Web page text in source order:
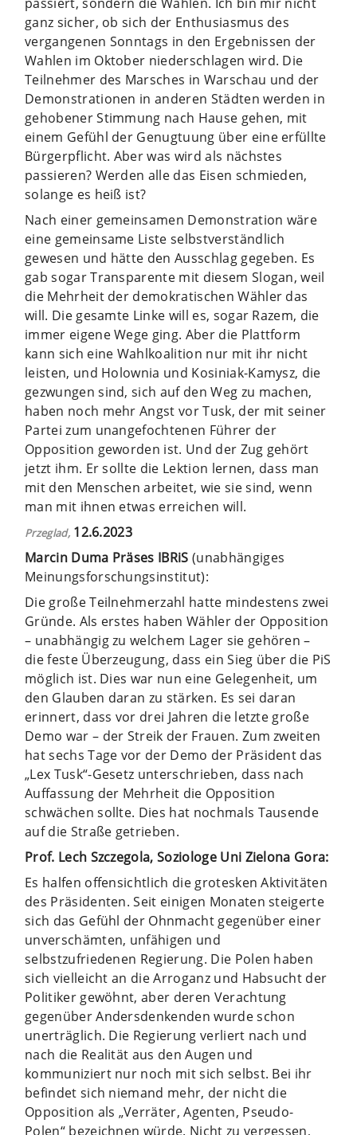
ganz sicher, ob sich der Enthusiasmus des
vergangenen Sonntags in den Ergebnissen der
Wahlen im Oktober niederschlagen wird. Die
Teilnehmer des Marsches in Warschau und der
Demonstrationen in anderen Städten werden in
gehobener Stimmung nach Hause gehen, mit
einem Gefühl der Genugtuung über eine erfüllte
Bürgerpflicht. Aber was wird als nächstes
passieren? Werden alle das Eisen schmieden,
solange es heiß ist?
Nach einer gemeinsamen Demonstration wäre
eine gemeinsame Liste selbstverständlich
gewesen und hätte den Ausschlag gegeben. Es
gab sogar Transparente mit diesem Slogan, weil
die Mehrheit der demokratischen Wähler das
will. Die gesamte Linke will es, sogar Razem, die
immer eigene Wege ging. Aber die Plattform
kann sich eine Wahlkoalition nur mit ihr nicht
leisten, und Holownia und Kosiniak-Kamysz, die
gezwungen sind, sich auf den Weg zu machen,
haben noch mehr Angst vor Tusk, der mit seiner
Partei zum unangefochtenen Führer der
Opposition geworden ist. Und der Zug gehört
jetzt ihm. Er sollte die Lektion lernen, dass man
mit den Menschen arbeitet, wie sie sind, wenn
man mit ihnen etwas erreichen will.
Przeglad,12.6.2023
Marcin Duma Präses IBRiS (unabhängiges
Meinungsforschungsinstitut):
Die große Teilnehmerzahl hatte mindestens zwei
Gründe. Als erstes haben Wähler der Opposition
– unabhängig zu welchem Lager sie gehören –
die feste Überzeugung, dass ein Sieg über die PiS
möglich ist. Dies war nun eine Gelegenheit, um
den Glauben daran zu stärken. Es sei daran
erinnert, dass vor drei Jahren die letzte große
Demo war – der Streik der Frauen. Zum zweiten
hat sechs Tage vor der Demo der Präsident das
„Lex Tusk“-Gesetz unterschrieben, dass nach
Auffassung der Mehrheit die Opposition
schwächen sollte. Dies hat nochmals Tausende
auf die Straße getrieben.
Prof. Lech Szczegola, Soziologe Uni Zielona Gora:
Es halfen offensichtlich die grotesken Aktivitäten
des Präsidenten. Seit einigen Monaten steigerte
sich das Gefühl der Ohnmacht gegenüber einer
unverschämten, unfähigen und
selbstzufriedenen Regierung. Die Polen haben
sich vielleicht an die Arroganz und Habsucht der
Politiker gewöhnt, aber deren Verachtung
gegenüber Andersdenkenden wurde schon
unerträglich. Die Regierung verliert nach und
nach die Realität aus den Augen und
kommuniziert nur noch mit sich selbst. Bei ihr
befindet sich niemand mehr, der nicht die
Opposition als „Verräter, Agenten, Pseudo-
Polen“ bezeichnen würde. Nicht zu vergessen,